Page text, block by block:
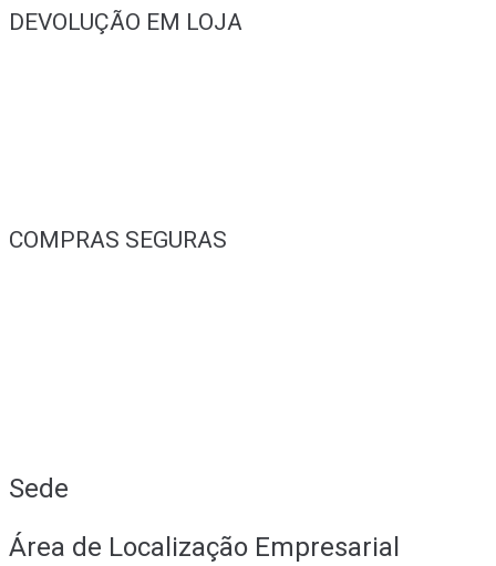
DEVOLUÇÃO EM LOJA
COMPRAS SEGURAS
Sede
Área de Localização Empresarial